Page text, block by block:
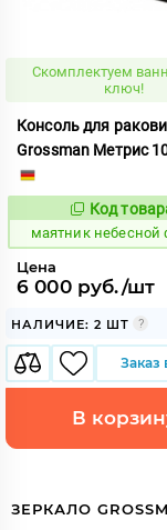
Скомплектуем
ключ!
Консоль для
Grossman Метрис
929864
Код
маятник небесной
Цена
6 000 руб./шт
НАЛИЧИЕ: 2 ШТ
Заказ
В
ЗЕРКАЛО